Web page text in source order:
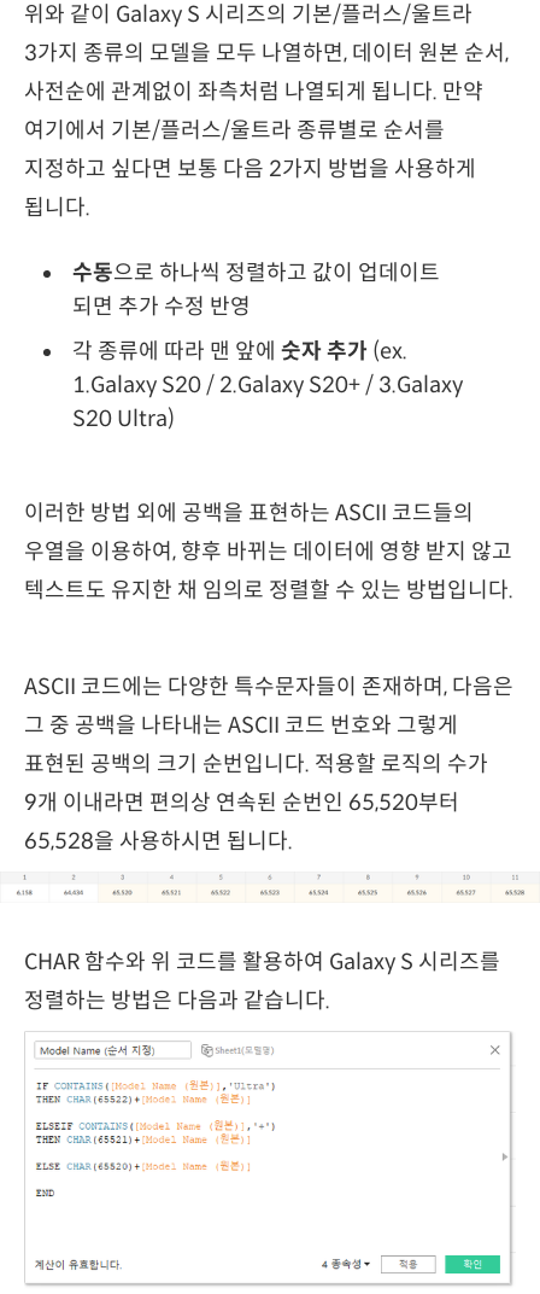
위와 같이 Galaxy S 시리즈의 기본/플러스/울트라
3가지 종류의 모델을 모두 나열하면, 데이터 원본 순서,
사전순에 관계없이 좌측처럼 나열되게 됩니다. 만약
여기에서 기본/플러스/울트라 종류별로 순서를
지정하고 싶다면 보통 다음 2가지 방법을 사용하게
됩니다.
수동으로 하나씩 정렬하고 값이 업데이트
되면 추가 수정 반영
각 종류에 따라 맨 앞에 숫자 추가 (ex.
1.Galaxy S20 / 2.Galaxy S20+ / 3.Galaxy
S20 Ultra)
이러한 방법 외에 공백을 표현하는 ASCII 코드들의
우열을 이용하여, 향후 바뀌는 데이터에 영향 받지 않고
텍스트도 유지한 채 임의로 정렬할 수 있는 방법입니다.
ASCII 코드에는 다양한 특수문자들이 존재하며, 다음은
그 중 공백을 나타내는 ASCII 코드 번호와 그렇게
표현된 공백의 크기 순번입니다. 적용할 로직의 수가
9개 이내라면 편의상 연속된 순번인 65,520부터
65,528을 사용하시면 됩니다.
CHAR 함수와 위 코드를 활용하여 Galaxy S 시리즈를
정렬하는 방법은 다음과 같습니다.